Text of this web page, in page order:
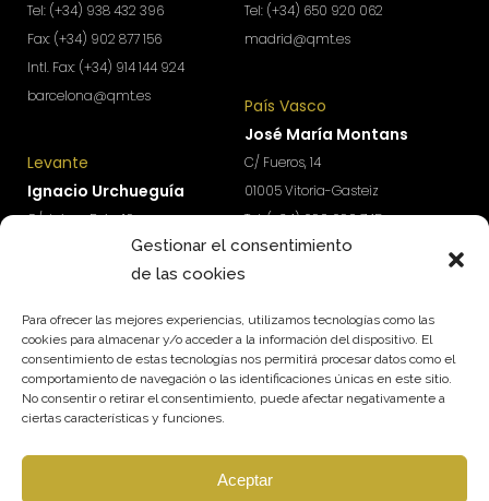
Gestionar el consentimiento
de las cookies
Para ofrecer las mejores experiencias, utilizamos tecnologías como las
cookies para almacenar y/o acceder a la información del dispositivo. El
consentimiento de estas tecnologías nos permitirá procesar datos como el
comportamiento de navegación o las identificaciones únicas en este sitio.
No consentir o retirar el consentimiento, puede afectar negativamente a
ciertas características y funciones.
Aceptar
Tel: (+34) 938 432 396
Fax: (+34) 902 877 156
Intl. Fax: (+34) 914 144 924
barcelona@qmt.es
Levante
Ignacio Urchueguía
C/ Jaime Roig, 19
Tel: (+34) 674 570 918
Tel: (+34) 650 920 062
madrid@qmt.es
País Vasco
José María Montans
C/ Fueros, 14
01005 Vitoria-Gasteiz
Tel: (+34) 690 690 745
paisvasco@qmt.es
¿Quieres acceder a contenidos exclusivos para
impulsar el crecimiento y rentabilidad de tu
empresa?
Suscríbete a nuestra newsletter.
SUSCRÍBETE